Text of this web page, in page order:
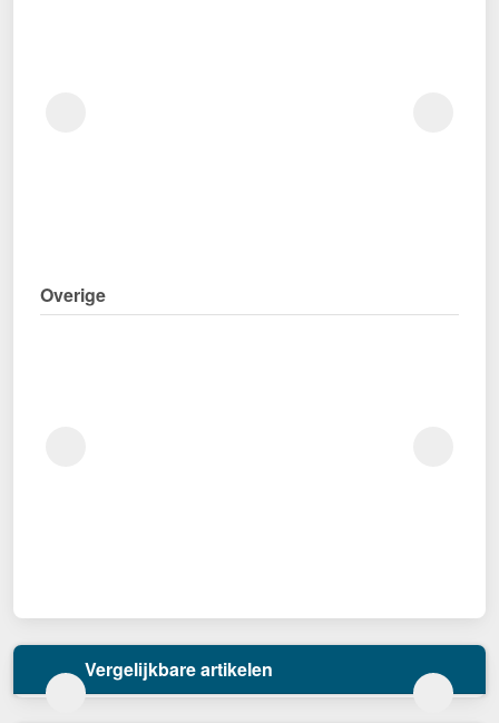
Overige
Vergelijkbare artikelen